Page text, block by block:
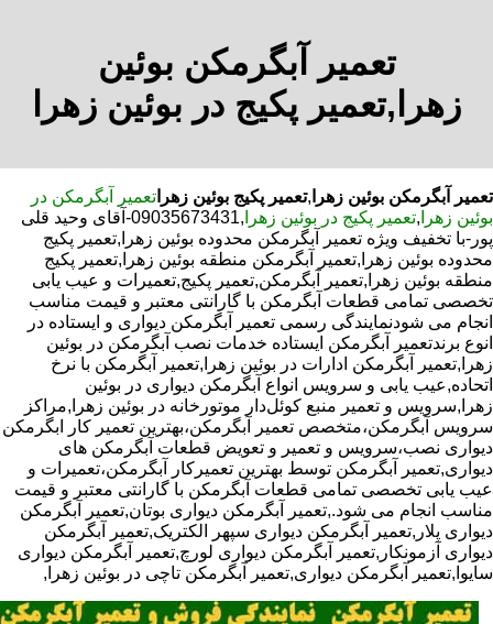
تعمیر آبگرمکن بوئین
زهرا,تعمیر پکیج در بوئین زهرا
تعمیر آبگرمکن بوئین زهرا ,تعمیر پکیج بوئین زهرا تعمیر آبگرمکن در
بوئین زهرا ,تعمیر پکیج در بوئین زهرا
,09035673431-آقای وحید قلی
پور-با تخفیف ویژه تعمیر آبگرمکن محدوده بوئین زهرا,تعمیر پکیج
محدوده بوئین زهرا,تعمیر آبگرمکن منطقه بوئین زهرا,تعمیر پکیج
منطقه بوئین زهرا,تعمیر آبگرمکن,تعمیر پکیج,تعمیرات و عیب یابی
تخصصی تمامی قطعات آبگرمکن با گارانتی معتبر و قیمت مناسب
انجام می شودنمایندگی رسمی تعمیر آبگرمکن دیواری و ایستاده در
انوع برندتعمیر آبگرمکن ایستاده خدمات نصب آبگرمکن در بوئین
زهرا,تعمیر آبگرمکن ادارات در بوئین زهرا,تعمیر آبگرمکن با نرخ
اتحاده,عیب یابی و سرویس انواع آبگرمکن دیواری در بوئین
زهرا,سرویس و تعمیر منبع کوئل‌دار موتورخانه در بوئین زهرا,مراکز
سرویس آبگرمکن،متخصص تعمیر آبگرمکن،بهترین تعمیر کار ابگرمکن
دیواری نصب،سرویس و تعمیر و تعویض قطعات آبگرمکن های
دیواری,تعمیر آبگرمکن توسط بهترین تعمیرکار آبگرمکن،تعمیرات و
عیب یابی تخصصی تمامی قطعات آبگرمکن با گارانتی معتبر و قیمت
مناسب انجام می شود.,تعمیر آبگرمکن دیواری بوتان,تعمیر آبگرمکن
دیواری پلار,تعمیر آبگرمکن دیواری سپهر الکتریک,تعمیر آبگرمکن
دیواری آزمونکار,تعمیر آبگرمکن دیواری لورچ,تعمیر آبگرمکن دیواری
سایوا,تعمیر آبگرمکن دیواری,تعمیر آبگرمکن تاچی در بوئین زهرا,